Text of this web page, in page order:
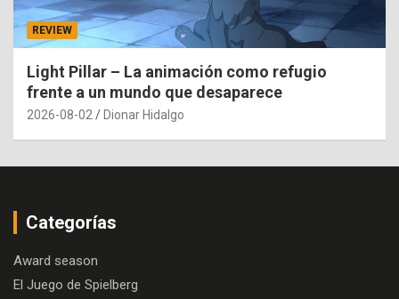
REVIEW
Light Pillar – La animación como refugio
frente a un mundo que desaparece
2026-08-02 Dionar Hidalgo
Categorías
Award season
El Juego de Spielberg